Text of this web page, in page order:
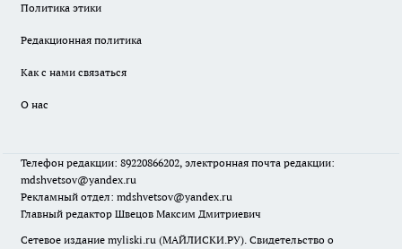
Политика этики
Редакционная политика
Как с нами связаться
О нас
Телефон редакции: 89220866202, электронная почта редакции:
mdshvetsov@yandex.ru
Рекламный отдел: mdshvetsov@yandex.ru
Главный редактор Швецов Максим Дмитриевич
Сетевое издание myliski.ru (МАЙЛИСКИ.РУ). Свидетельство о